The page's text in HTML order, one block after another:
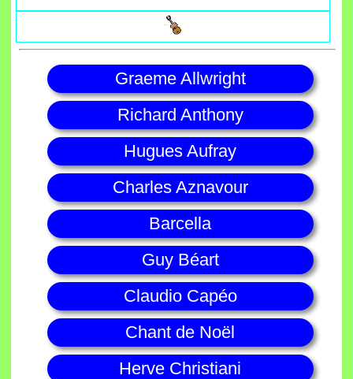
Graeme Allwright
Richard Anthony
Hugues Aufray
Charles Aznavour
Barcella
Guy Béart
Claudio Capéo
Chant de Noël
Herve Christiani